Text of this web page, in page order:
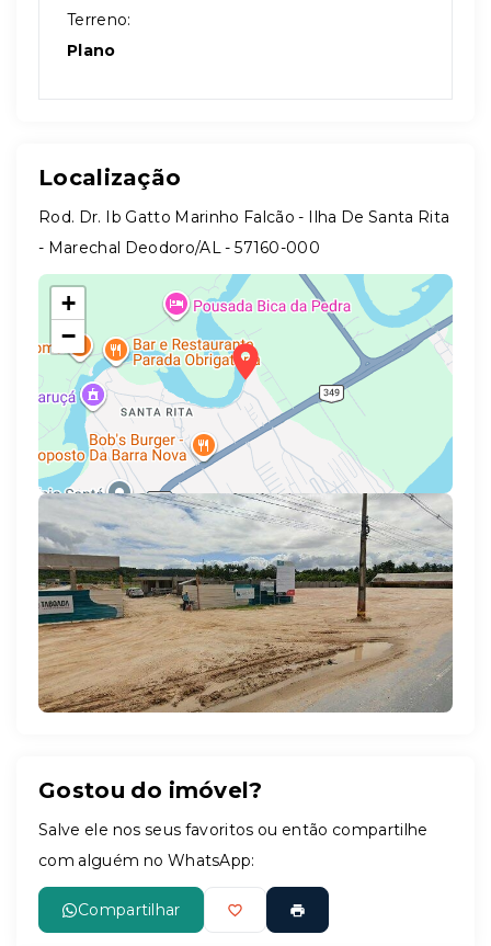
Terreno:
Plano
Localização
Rod. Dr. Ib Gatto Marinho Falcão - Ilha De Santa Rita
- Marechal Deodoro/AL- 57160-000
+
−
Leaflet
Gostou do imóvel?
Salve ele nos seus favoritos ou então compartilhe
com alguém no WhatsApp:
Compartilhar